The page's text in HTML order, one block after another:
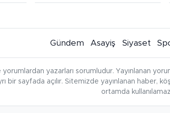
Gündem Asayiş Siyaset
yazarları sorumludur. Yayınlanan
bir sayfada açılır. Sitemizde yayınlanan haber,
ortamda